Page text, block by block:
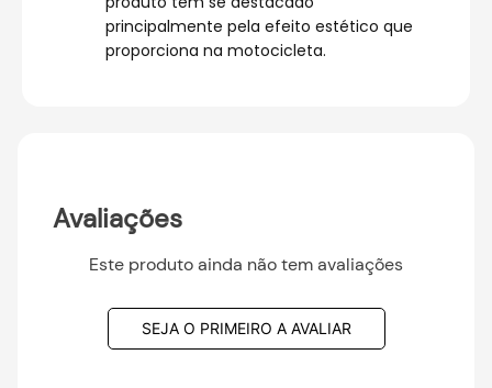
principalmente pela efeito estético que
proporciona na motocicleta.
Avaliações
Este produto ainda não tem avaliações
SEJA O PRIMEIRO A AVALIAR